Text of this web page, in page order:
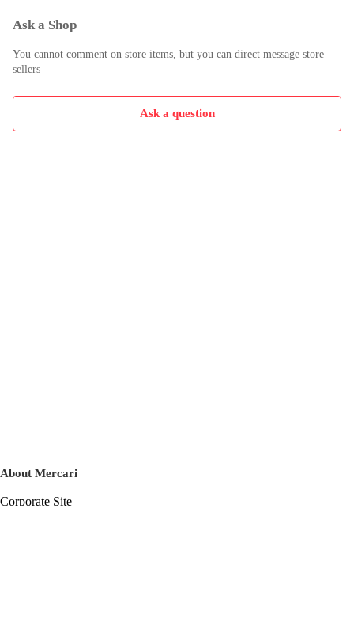
Ask a Shop
You cannot comment on store items, but you can direct message store
sellers
Ask a question
About Mercari
Corporate Site